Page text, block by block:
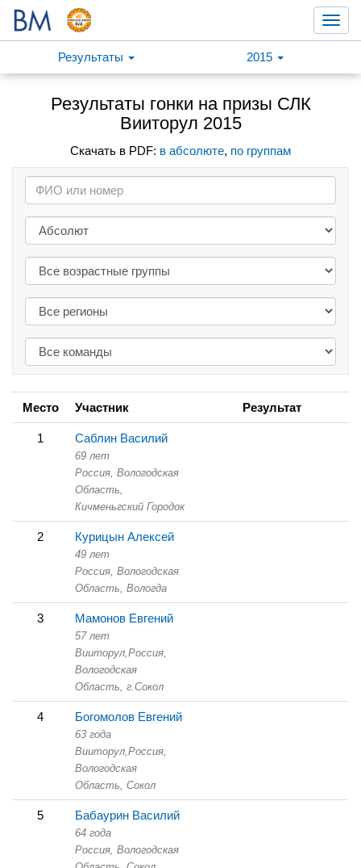
Результаты
2015
Результаты гонки на призы СЛК
Вииторул 2015
Скачать в PDF: в абсолюте, по группам
Место Участник Результат
1 Саблин Василий
69 лет
Россия, Вологодская
Область,
Кичменьгский Городок
2 Курицын Алексей
49 лет
Россия, Вологодская
Область, Вологда
3 Мамонов Евгений
57 лет
Вииторул,Россия,
Вологодская
Область, г.Сокол
4 Богомолов Евгений
63 года
Вииторул,Россия,
Вологодская
Область, Сокол
5 Бабаурин Василий
64 года
Россия, Вологодская